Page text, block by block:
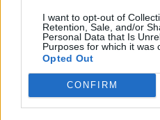
I want to opt-out of
Retention, Sale, and/or
Personal Data that Is
Purposes for which it was
Opted Out
CONFIRM
Deputados do PSD
Sinfónica da
certame